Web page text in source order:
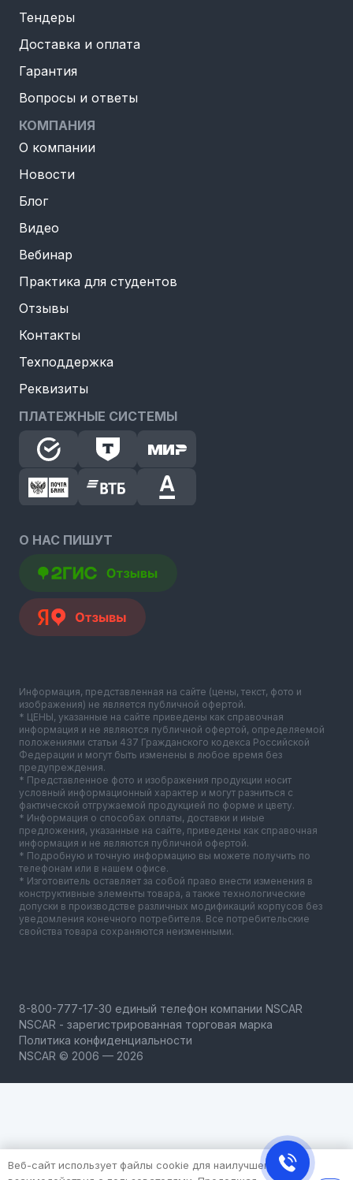
Тендеры
Доставка и оплата
Гарантия
Вопросы и ответы
КОМПАНИЯ
О компании
Новости
Блог
Видео
Вебинар
Практика для студентов
Отзывы
Контакты
Техподдержка
Реквизиты
ПЛАТЕЖНЫЕ СИСТЕМЫ
О НАС ПИШУТ
Информация, представленная на сайте (цены, текст, фото и
изображения) не является публичной офертой.
* ЦЕНЫ, указанные на сайте приведены как справочная
информация и не являются публичной офертой, определяемой
положениями статьи 437 Гражданского кодекса Российской
Федерации и могут быть изменены в любое время без
предупреждения.
* Представленное фото и изображения продукции носит
условный информационный характер и могут разниться с
фактической отгружаемой продукцией по форме и цвету.
* Информация о способах оплаты, доставки и иные
предложения, указанные на сайте, приведены как справочная
информация и не являются публичной офертой.
* Подробную и точную информацию вы можете получить по
телефонам или в нашем офисе.
* Изготовитель оставляет за собой право внести изменения в
конструктивные элементы товара, а также технологические
допуски в производстве различных модификаций корпусов без
уведомления конечного потребителя. Все потребительские
свойства товара сохраняются неизменными.
NSCAR - зарегистрированная торговая марка
Политика конфиденциальности
NSCAR © 2006 — 2026
Веб-сайт использует файлы cookie для наилучшего